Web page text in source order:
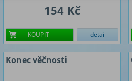
154 Kč
KOUPIT detail
Konec věčnosti